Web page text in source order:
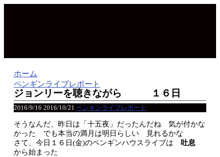
ホーム
ペンギンライブレポート
ジョンリーを聴きながら １６日
2016/9/16 2016/10/21 ペンギンライブレポート
そうなんだ、昨日は「十五夜」だったんだね 気が付かな
かった でも本当の満月は明日らしい 見れるかな
さて、今日１６日(金)のペンギンハウスライブは
吐息
から始まった